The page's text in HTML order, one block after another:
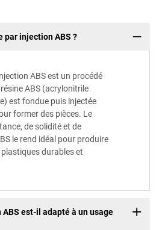
par injection ABS ?
ABS est un procédé
ABS (acrylonitrile
est fondue puis injectée
former des pièces. Le
de solidité et de
le rend idéal pour produire
durables et
est-il adapté à un usage